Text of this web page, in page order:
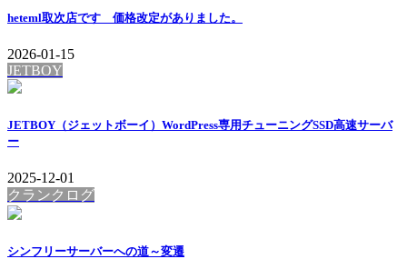
heteml取次店です 価格改定がありました。
2026-01-15
JETBOY
JETBOY（ジェットボーイ）WordPress専用チューニングSSD高速サーバ
ー
2025-12-01
クランクログ
シンフリーサーバーへの道～変遷